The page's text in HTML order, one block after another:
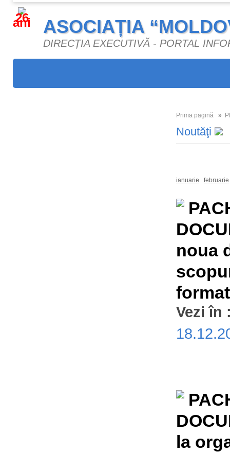
26
ani ASOCIAȚIA
DIRECȚIA EXECUTIVĂ - PORTAL
Prima pagină »
Noutăţi
ianuarie februarie
noua
Vezi în
la